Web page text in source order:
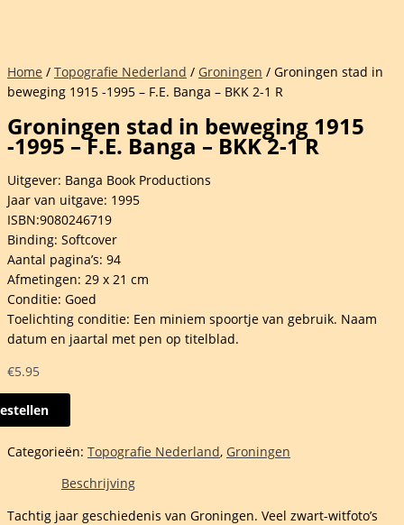
Home / Topografie Nederland / Groningen / Groningen stad in
beweging 1915 -1995 – F.E. Banga – BKK 2-1 R
Groningen stad in beweging 1915
-1995 – F.E. Banga – BKK 2-1 R
Uitgever: Banga Book Productions
Jaar van uitgave: 1995
ISBN:9080246719
Binding: Softcover
Aantal pagina’s: 94
Afmetingen: 29 x 21 cm
Conditie: Goed
Toelichting conditie: Een miniem spoortje van gebruik. Naam
datum en jaartal met pen op titelblad.
€5.95
Categorieën: Topografie Nederland, Groningen
Beschrijving
Tachtig jaar geschiedenis van Groningen. Veel zwart-witfoto’s